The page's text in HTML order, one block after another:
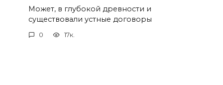
Может, в глубокой древности и
существовали устные договоры
0 17к.